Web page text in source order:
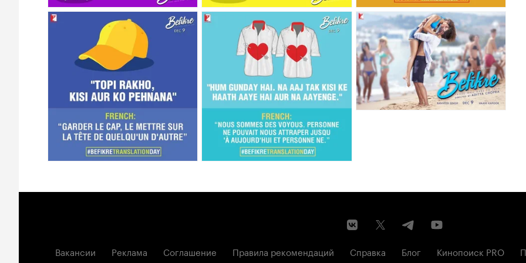
Вакансии Реклама Соглашение Правила рекомендаций Справка Блог Кинопоиск PRO